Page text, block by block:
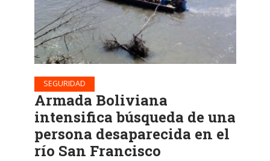
SEGURIDAD
Armada Boliviana
intensifica búsqueda de una
persona desaparecida en el
río San Francisco